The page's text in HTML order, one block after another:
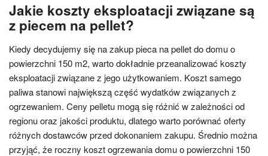
Jakie koszty eksploatacji związane są
z piecem na pellet?
Kiedy decydujemy się na zakup pieca na pellet do domu o
powierzchni 150 m2, warto dokładnie przeanalizować koszty
eksploatacji związane z jego użytkowaniem. Koszt samego
paliwa stanowi największą część wydatków związanych z
ogrzewaniem. Ceny pelletu mogą się różnić w zależności od
regionu oraz jakości produktu, dlatego warto porównać oferty
różnych dostawców przed dokonaniem zakupu. Średnio można
przyjąć, że roczny koszt ogrzewania domu o powierzchni 150